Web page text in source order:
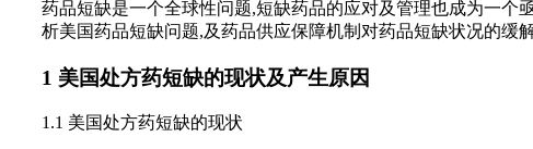
药品短缺是一个全球性问题,短缺药品的应对及管理也成为一个
析美国药品短缺问题,及药品供应保障机制对药品短缺状况的缓解
1 美国处方药短缺的现状及产生原因
1.1 美国处方药短缺的现状